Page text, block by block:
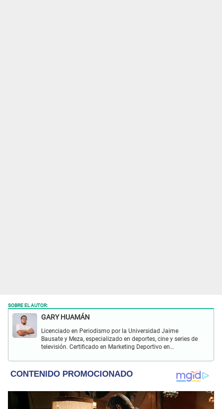
SOBRE EL AUTOR:
GARY HUAMÁN
Licenciado en Periodismo por la Universidad Jaime
Bausate y Meza, especializado en deportes, cine y series de
televisión. Certificado en Marketing Deportivo en
SEO durante más de 5 años.